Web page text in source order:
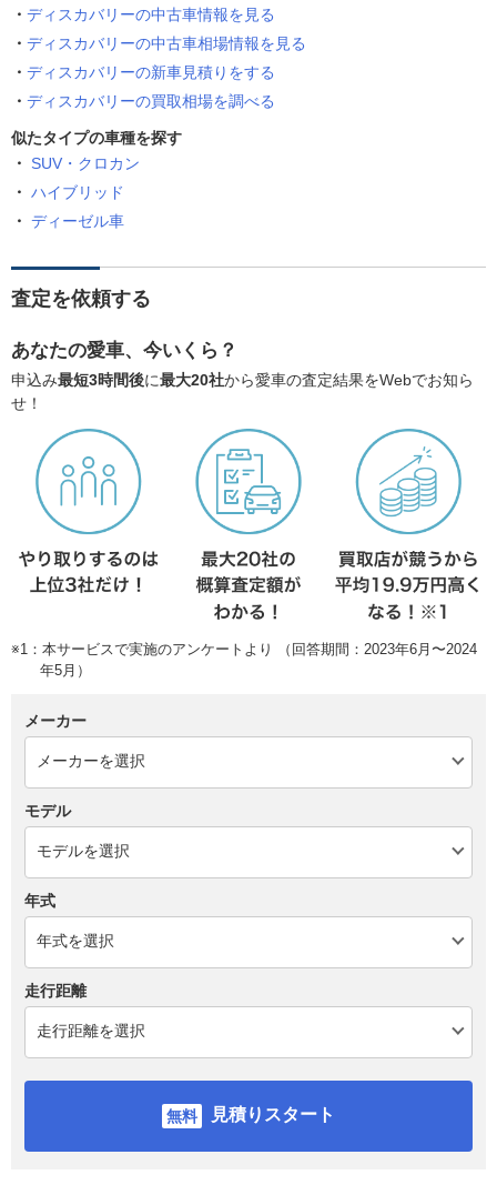
ディスカバリーの中古車情報を見る
ディスカバリーの中古車相場情報を見る
ディスカバリーの新車見積りをする
ディスカバリーの買取相場を調べる
似たタイプの車種を探す
SUV・クロカン
ハイブリッド
ディーゼル車
査定を依頼する
あなたの愛車、今いくら？
申込み最短3時間後に最大20社から愛車の査定結果をWebでお知ら
せ！
※1：本サービスで実施のアンケートより （回答期間：2023年6月〜2024
年5月）
メーカー
モデル
年式
走行距離
見積りスタート